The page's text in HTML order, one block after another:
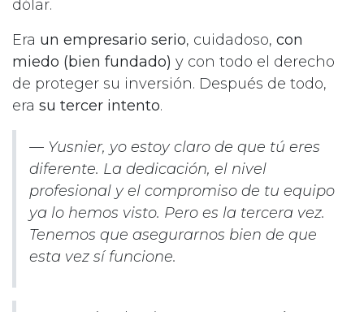
dólar.
Era un empresario serio, cuidadoso, con
miedo (bien fundado) y con todo el derecho
de proteger su inversión. Después de todo,
era su tercer intento.
— Yusnier, yo estoy claro de que tú eres
diferente. La dedicación, el nivel
profesional y el compromiso de tu equipo
ya lo hemos visto. Pero es la tercera vez.
Tenemos que asegurarnos bien de que
esta vez sí funcione.